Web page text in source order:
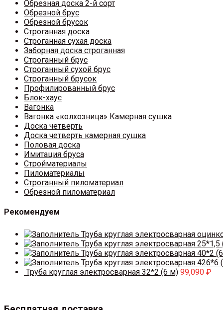
Обрезная доска 2-й сорт
Обрезной брус
Обрезной брусок
Строганная доска
Строганная сухая доска
Заборная доска строганная
Строганный брус
Строганный сухой брус
Строганный брусок
Профилированный брус
Блок-хаус
Вагонка
Вагонка «колхозница» Камерная сушка
Доска четверть
Доска четверть камерная сушка
Половая доска
Имитация бруса
Стройматериалы
Пиломатериалы
Строганный пиломатериал
Обрезной пиломатериал
Рекомендуем
Труба круглая электросварная
Труба круглая электросварная
Труба круглая электросварная 40*2
Труба круглая электросварная 426*6
Труба круглая электросварная 32*2 (6 м) 99,090 ₽